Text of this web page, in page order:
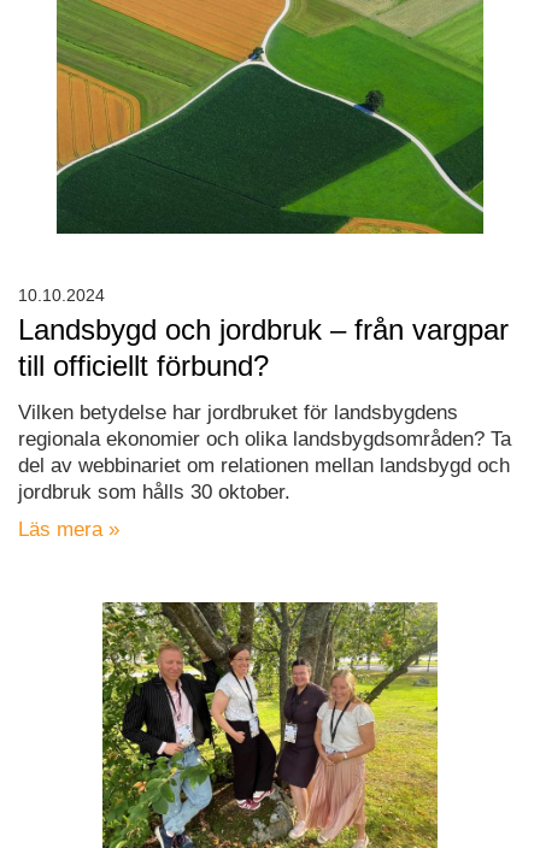
Landsbygd och jordbruk – från vargpar
till officiellt förbund?
Vilken betydelse har jordbruket för landsbygdens
regionala ekonomier och olika landsbygdsområden? Ta
del av webbinariet om relationen mellan landsbygd och
jordbruk som hålls 30 oktober.
Läs mera »
10.10.2024